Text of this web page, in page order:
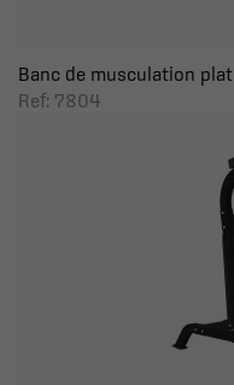
Banc de musculation plat
Ref: 7804